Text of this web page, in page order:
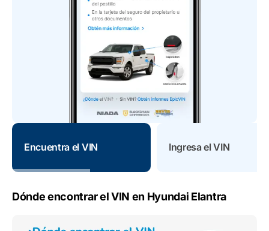
Encuentra el VIN Ingresa el VIN
Dónde encontrar el VIN en Hyundai Elantra